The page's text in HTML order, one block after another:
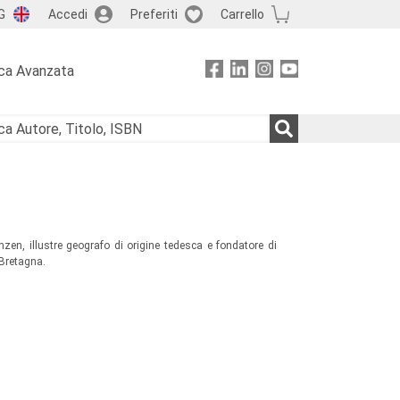
Accedi Preferiti Carrello
Avanzata
illustre geografo di origine tedesca e fondatore di